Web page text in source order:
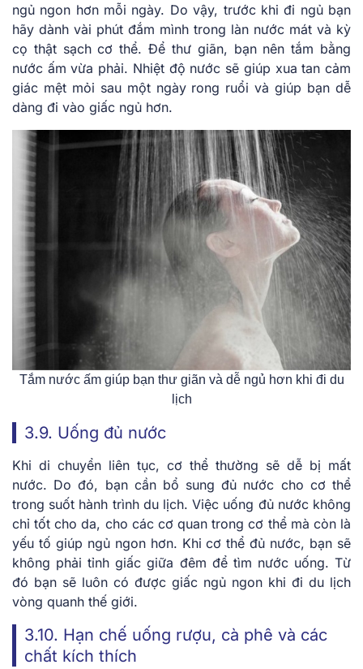
ngủ ngon hơn mỗi ngày. Do vậy, trước khi đi ngủ bạn
hãy dành vài phút đắm mình trong làn nước mát và kỳ
cọ thật sạch cơ thể. Để thư giãn, bạn nên tắm bằng
nước ấm vừa phải. Nhiệt độ nước sẽ giúp xua tan cảm
giác mệt mỏi sau một ngày rong ruổi và giúp bạn dễ
dàng đi vào giấc ngủ hơn.
Tắm nước ấm giúp bạn thư giãn và dễ ngủ hơn khi đi du
lịch
3.9. Uống đủ nước
Khi di chuyển liên tục, cơ thể thường sẽ dễ bị mất
nước. Do đó, bạn cần bổ sung đủ nước cho cơ thể
trong suốt hành trình du lịch. Việc uống đủ nước không
chỉ tốt cho da, cho các cơ quan trong cơ thể mà còn là
yếu tố giúp ngủ ngon hơn. Khi cơ thể đủ nước, bạn sẽ
không phải tỉnh giấc giữa đêm để tìm nước uống. Từ
đó bạn sẽ luôn có được giấc ngủ ngon khi đi du lịch
vòng quanh thế giới.
3.10. Hạn chế uống rượu, cà phê và các
chất kích thích